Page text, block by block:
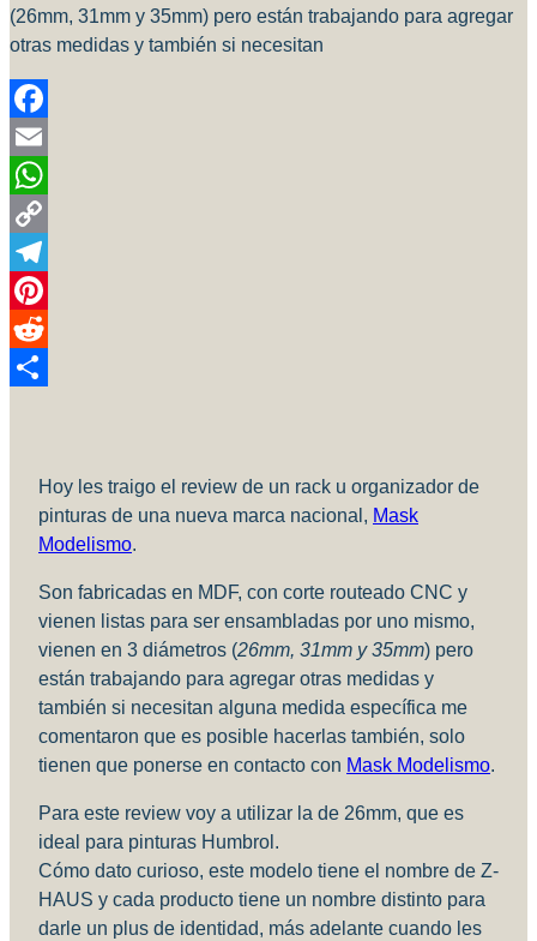
(26mm, 31mm y 35mm) pero están trabajando para agregar
otras medidas y también si necesitan
Facebook
Email
WhatsApp
Copy
Link
Telegram
Pinterest
Reddit
Hoy les traigo el review de un rack u organizador de
pinturas de una nueva marca nacional, Mask
Modelismo.
Son fabricadas en MDF, con corte routeado CNC y
vienen listas para ser ensambladas por uno mismo,
vienen en 3 diámetros (26mm, 31mm y 35mm) pero
están trabajando para agregar otras medidas y
también si necesitan alguna medida específica me
comentaron que es posible hacerlas también, solo
tienen que ponerse en contacto con Mask Modelismo.
Para este review voy a utilizar la de 26mm, que es
ideal para pinturas Humbrol.
Cómo dato curioso, este modelo tiene el nombre de Z-
HAUS y cada producto tiene un nombre distinto para
darle un plus de identidad, más adelante cuando les